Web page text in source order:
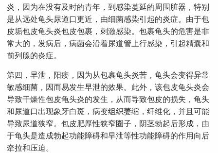
炎，因为在没有及时的青年，到感染蔓延的周围脏器，特别
是从远处龟头尿道口更近，由细菌感染引起的炎症。由于包
皮垢包皮龟头炎包皮包裹，刺激感染。包裹龟头的危害是​​非
常大的，发病后，病菌会沿着尿道管上行感染，引起精囊和
前列腺的炎症。
第四，早泄，阳痿，因为从包裹龟头炎苦，龟头会变得异常
敏感细菌，因而易发生早泄的效果。此外，该包皮龟头炎会
导致干燥性包皮龟头炎的发生，从而导致包皮的损失，龟头
和尿道口出现象牙白斑，病变组织萎缩，纤维化，并且可能
导致尿道狭窄。包皮肥厚性狭窄圈子，阴茎勃起后形成，由
于龟头是造成勃起功能障碍和早泄等性功能障碍的作用向后
牵拉和压迫。